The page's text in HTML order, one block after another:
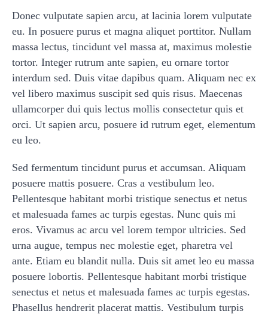
Donec vulputate sapien arcu, at lacinia lorem vulputate
eu. In posuere purus et magna aliquet porttitor. Nullam
massa lectus, tincidunt vel massa at, maximus molestie
tortor. Integer rutrum ante sapien, eu ornare tortor
interdum sed. Duis vitae dapibus quam. Aliquam nec ex
vel libero maximus suscipit sed quis risus. Maecenas
ullamcorper dui quis lectus mollis consectetur quis et
orci. Ut sapien arcu, posuere id rutrum eget, elementum
eu leo.
Sed fermentum tincidunt purus et accumsan. Aliquam
posuere mattis posuere. Cras a vestibulum leo.
Pellentesque habitant morbi tristique senectus et netus
et malesuada fames ac turpis egestas. Nunc quis mi
eros. Vivamus ac arcu vel lorem tempor ultricies. Sed
urna augue, tempus nec molestie eget, pharetra vel
ante. Etiam eu blandit nulla. Duis sit amet leo eu massa
posuere lobortis. Pellentesque habitant morbi tristique
senectus et netus et malesuada fames ac turpis egestas.
Phasellus hendrerit placerat mattis. Vestibulum turpis